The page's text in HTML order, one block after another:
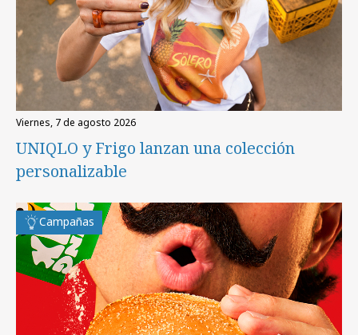
viernes, 7 de agosto 2026
UNIQLO y Frigo lanzan una colección
personalizable
Campañas